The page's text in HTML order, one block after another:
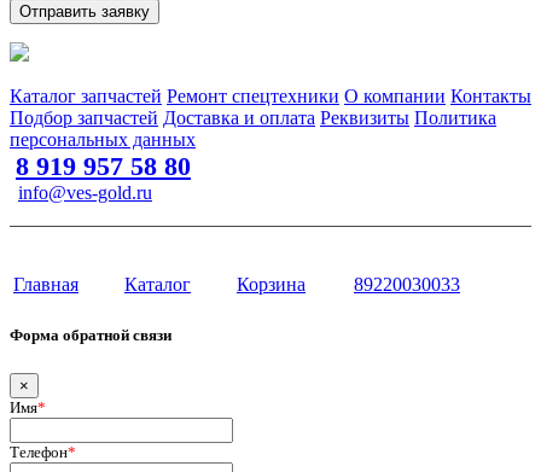
Отправить заявку
Каталог запчастей Ремонт спецтехники О компании Контакты
Подбор запчастей Доставка и оплата Реквизиты Политика
персональных данных
8 919 957 58 80
info@ves-gold.ru
Главная Каталог Корзина 89220030033
Форма обратной связи
×
Имя*
Телефон*